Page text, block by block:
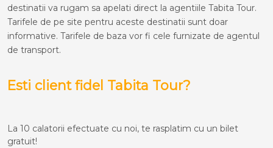
destinatii va rugam sa apelati direct la agentiile Tabita Tour.
Tarifele de pe site pentru aceste destinatii sunt doar
informative. Tarifele de baza vor fi cele furnizate de agentul
de transport.
Esti client fidel Tabita Tour?
La 10 calatorii efectuate cu noi, te rasplatim cu un bilet
gratuit!